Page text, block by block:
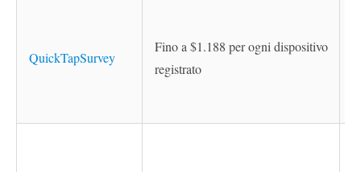
QuickTapSurvey
Fino a $1.188 per ogni dispositivo
registrato